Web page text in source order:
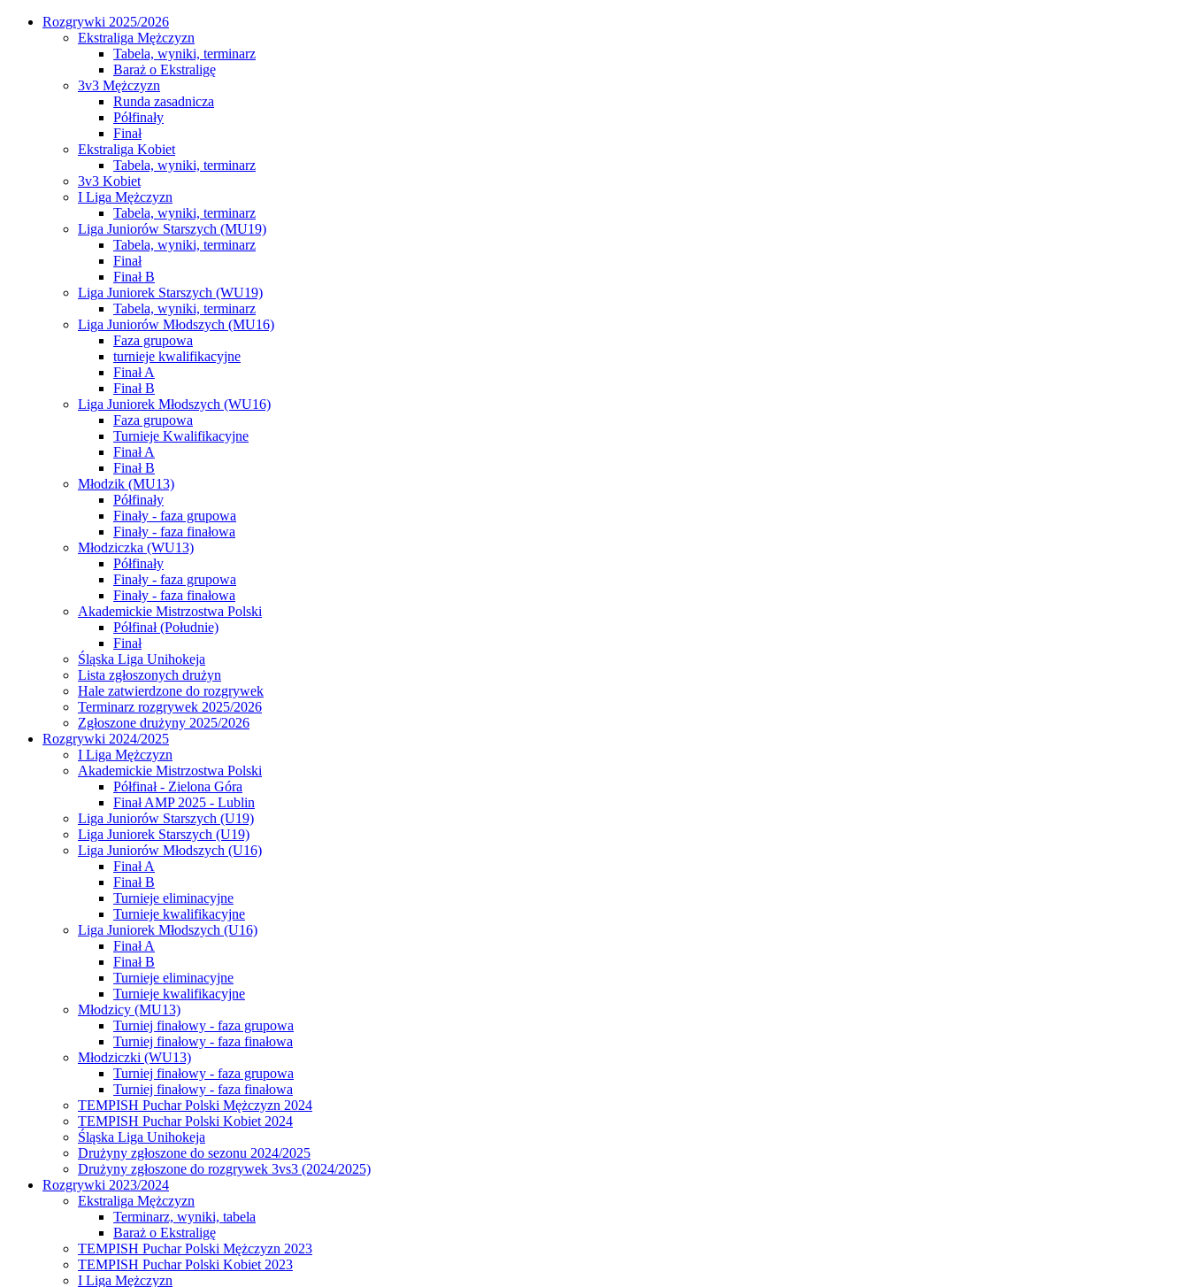
Rozgrywki 2025/2026
Ekstraliga Mężczyzn
Tabela, wyniki, terminarz
Baraż o Ekstraligę
3v3 Mężczyzn
Runda zasadnicza
Półfinały
Finał
Ekstraliga Kobiet
Tabela, wyniki, terminarz
3v3 Kobiet
I Liga Mężczyzn
Tabela, wyniki, terminarz
Liga Juniorów Starszych (MU19)
Tabela, wyniki, terminarz
Finał
Finał B
Liga Juniorek Starszych (WU19)
Tabela, wyniki, terminarz
Liga Juniorów Młodszych (MU16)
Faza grupowa
turnieje kwalifikacyjne
Finał A
Finał B
Liga Juniorek Młodszych (WU16)
Faza grupowa
Turnieje Kwalifikacyjne
Finał A
Finał B
Młodzik (MU13)
Półfinały
Finały - faza grupowa
Finały - faza finałowa
Młodziczka (WU13)
Półfinały
Finały - faza grupowa
Finały - faza finałowa
Akademickie Mistrzostwa Polski
Półfinał (Południe)
Finał
Śląska Liga Unihokeja
Lista zgłoszonych drużyn
Hale zatwierdzone do rozgrywek
Terminarz rozgrywek 2025/2026
Zgłoszone drużyny 2025/2026
Rozgrywki 2024/2025
I Liga Mężczyzn
Akademickie Mistrzostwa Polski
Półfinał - Zielona Góra
Finał AMP 2025 - Lublin
Liga Juniorów Starszych (U19)
Liga Juniorek Starszych (U19)
Liga Juniorów Młodszych (U16)
Finał A
Finał B
Turnieje eliminacyjne
Turnieje kwalifikacyjne
Liga Juniorek Młodszych (U16)
Finał A
Finał B
Turnieje eliminacyjne
Turnieje kwalifikacyjne
Młodzicy (MU13)
Turniej finałowy - faza grupowa
Turniej finałowy - faza finałowa
Młodziczki (WU13)
Turniej finałowy - faza grupowa
Turniej finałowy - faza finałowa
TEMPISH Puchar Polski Mężczyzn 2024
TEMPISH Puchar Polski Kobiet 2024
Śląska Liga Unihokeja
Drużyny zgłoszone do sezonu 2024/2025
Drużyny zgłoszone do rozgrywek 3vs3 (2024/2025)
Rozgrywki 2023/2024
Ekstraliga Mężczyzn
Terminarz, wyniki, tabela
Baraż o Ekstraligę
TEMPISH Puchar Polski Mężczyzn 2023
TEMPISH Puchar Polski Kobiet 2023
I Liga Mężczyzn